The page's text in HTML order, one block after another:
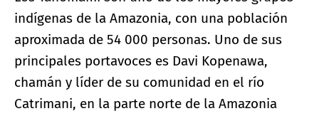
indígenas de la Amazonia, con una población
aproximada de 54 000 personas. Uno de sus
principales portavoces es Davi Kopenawa,
chamán y líder de su comunidad en el río
Catrimani, en la parte norte de la Amazonia